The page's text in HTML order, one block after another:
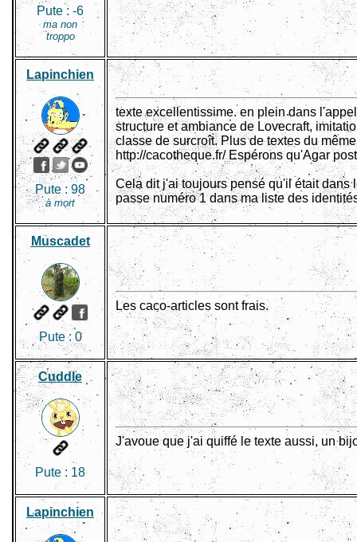
Pute : -6
ma non
troppo
Lapinchien
Pute : 98
à mort
texte excellentissime. en plein dans
structure et ambiance de Lovecraft,
classe de surcroît. Plus de textes du
http://cacotheque.fr/ Espérons qu'Agar
Cela dit j'ai toujours pensé qu'il était
passe numéro 1 dans ma liste des
Muscadet
Pute : 0
Les caco-articles sont frais.
Cuddle
Pute : 18
J'avoue que j'ai quiffé le texte aussi, un
Lapinchien